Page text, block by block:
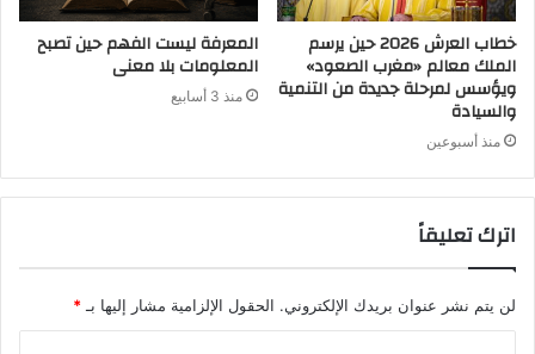
خطاب العرش 2026 حين يرسم
الملك معالم «مغرب الصعود»
ويؤسس لمرحلة جديدة من التنمية
والسيادة
منذ أسبوعين
المعرفة ليست الفهم حين تصبح
المعلومات بلا معنى
منذ 3 أسابيع
اترك تعليقاً
لن يتم نشر عنوان بريدك الإلكتروني. الحقول الإلزامية مشار إليها بـ *